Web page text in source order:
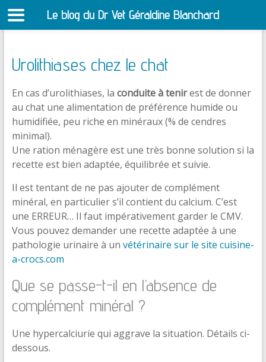
Urolithiases chez le chat
En cas d’urolithiases, la conduite à tenirest de donner
au chat une alimentation de préférence humide ou
humidifiée, peu riche en minéraux (% de cendres
minimal).
Une ration ménagère est une très bonne solution si la
recette est bien adaptée, équilibrée et suivie.
Il est tentant de ne pas ajouter de complément
minéral, en particulier s’il contient du calcium. C’est
une ERREUR… Il faut impérativement garder le CMV.
Vous pouvez demander une recette adaptée à une
pathologie urinaire à un vétérinaire sur le site cuisine-
a-crocs.com
Que se passe-t-il en l’absence de
complément minéral ?
Une hypercalciurie qui aggrave la situation. Détails ci-
dessous.
Le blog du Dr Vet Géraldine Blanchard